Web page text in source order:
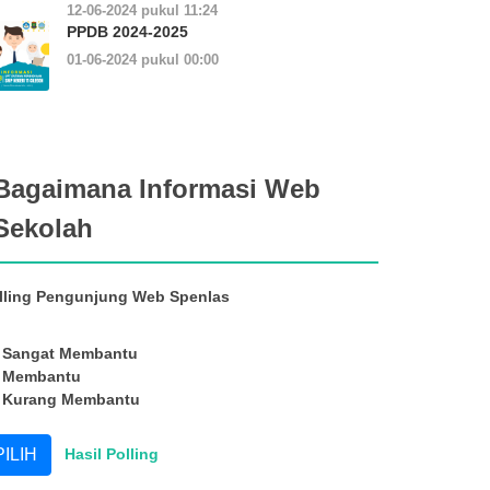
12-06-2024 pukul 11:24
PPDB 2024-2025
01-06-2024 pukul 00:00
Informasi Web
Pengunjung Web Spenlas
Membantu
Membantu
Hasil Polling